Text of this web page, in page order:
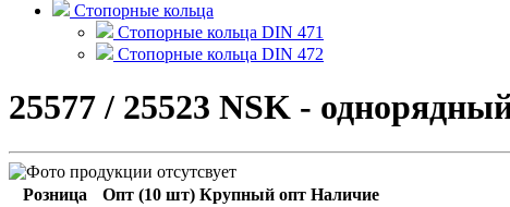
Стопорные кольца
Стопорные кольца DIN 471
Стопорные кольца DIN 472
25577 / 25523 NSK -
Розница Опт (10 шт) Крупный опт Наличие